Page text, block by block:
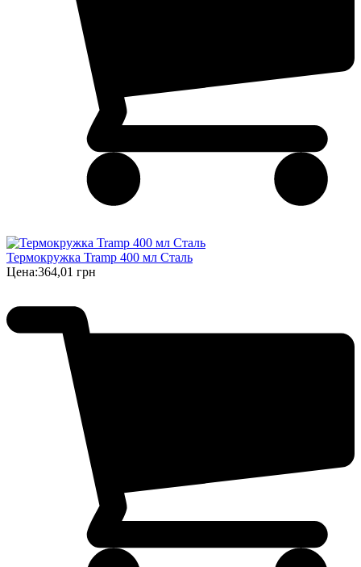
Термокружка Tramp 400 мл Сталь
Цена:364,01 грн